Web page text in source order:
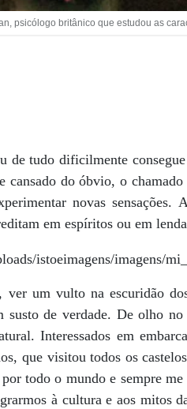
psicólogo britânico que estudou as
tudo dificilmente
cansado do óbvio, o
novas sensações.
em espíritos ou em
um vulto na escuridão
susto de verdade. De olho
Interessados em
que visitou todos os
todo o mundo e sempre
à cultura e aos mitos